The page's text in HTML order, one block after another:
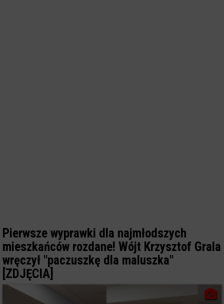
Pierwsze wyprawki dla najmłodszych
mieszkańców rozdane! Wójt Krzysztof Grala
wręczył "paczuszkę dla maluszka"
[ZDJĘCIA]